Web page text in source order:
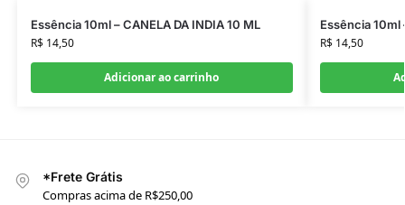
Essência 10ml – CANELA DA INDIA 10 ML
R$14,50
Adicionar ao carrinho
Essência 10ml
R$14,50
*Frete Grátis
Compras acima de R$250,00